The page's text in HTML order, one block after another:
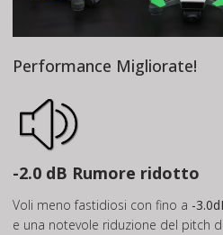
Performance Migliorate!
-2.0 dB Rumore ridotto
Voli meno fastidiosi con fino a -
e una notevole riduzione del pitch